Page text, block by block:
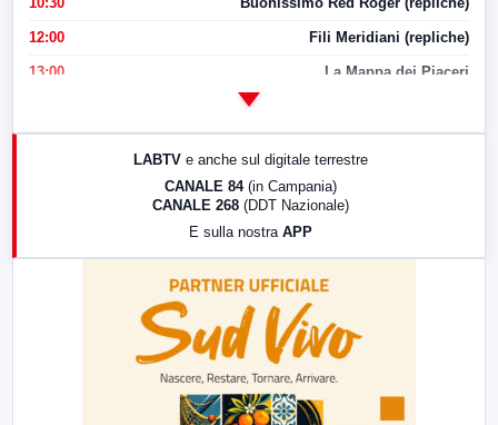
12:00 Fili Meridiani (repliche)
13:00 La Mappa dei Piaceri
17:00 LabNews (replica)
LABTV e anche sul digitale terrestre
CANALE 84 (in Campania)
CANALE 268 (DDT Nazionale)
E sulla nostra APP